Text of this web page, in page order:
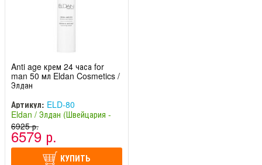
Anti age крем 24 часа for
man 50 мл Eldan Cosmetics /
Элдан
Артикул: ELD-80
Eldan / Элдан (Швейцария -
Италия)
6925 р.
6579 р.
КУПИТЬ